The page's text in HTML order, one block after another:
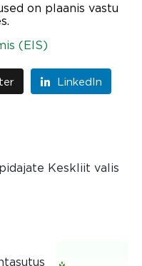
on plaanis vastu
(EIS)
LinkedIn
Keskliit valis